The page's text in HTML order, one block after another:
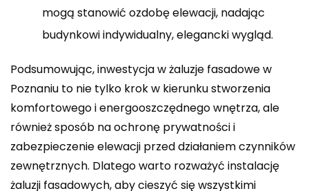
mogą stanowić ozdobę elewacji, nadając
budynkowi indywidualny, elegancki wygląd.
Podsumowując, inwestycja w żaluzje fasadowe w
Poznaniu to nie tylko krok w kierunku stworzenia
komfortowego i energooszczędnego wnętrza, ale
również sposób na ochronę prywatności i
zabezpieczenie elewacji przed działaniem czynników
zewnętrznych. Dlatego warto rozważyć instalację
żaluzji fasadowych, aby cieszyć się wszystkimi